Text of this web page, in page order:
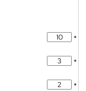
*
*
*